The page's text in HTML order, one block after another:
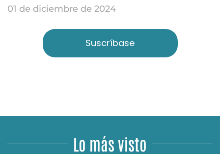
01 de diciembre de 2024
Suscríbase
Lo más visto